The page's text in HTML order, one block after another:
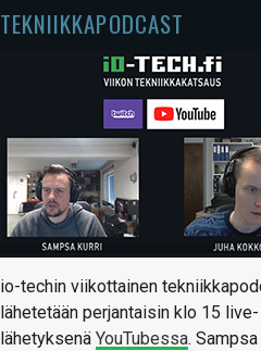
TEKNIIKKAPODCAST
io-techin viikottainen
lähetetään perjantaisin klo 15 live-
lähetyksenä YouTubessa.